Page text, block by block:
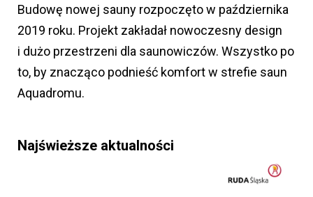
Budowę nowej sauny rozpoczęto w października
2019 roku. Projekt zakładał nowoczesny design
i dużo przestrzeni dla saunowiczów. Wszystko po
to, by znacząco podnieść komfort w strefie saun
Aquadromu.
Najświeższe aktualności